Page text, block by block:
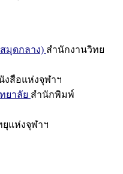
มุดกลาง) สำนักงานวิทย
งสือแห่งจุฬาฯ
ยาลัย สำนักพิมพ์
แห่งจุฬาฯ